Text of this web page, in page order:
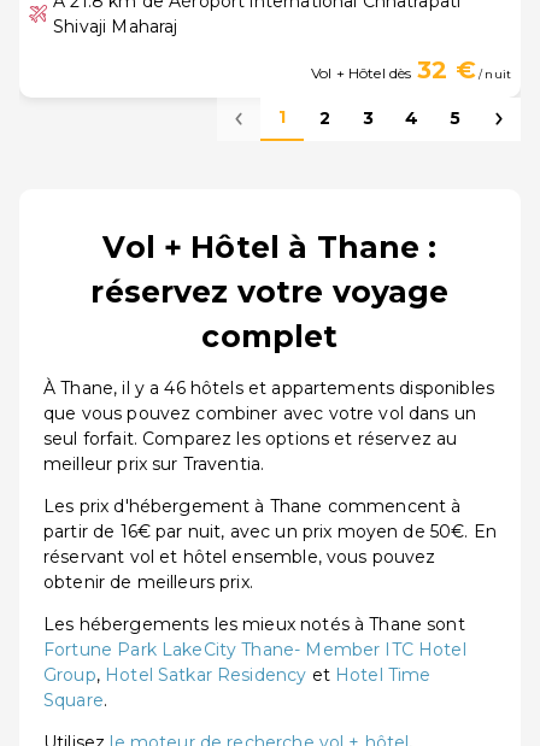
Shivaji Maharaj
Vol + Hôtel dès 32 €/ nuit
1 2 3 4 5
Vol + Hôtel à Thane :
réservez votre voyage
complet
À Thane, il y a 46 hôtels et appartements disponibles
que vous pouvez combiner avec votre vol dans un
seul forfait. Comparez les options et réservez au
meilleur prix sur Traventia.
Les prix d'hébergement à Thane commencent à
partir de 16€ par nuit, avec un prix moyen de 50€. En
réservant vol et hôtel ensemble, vous pouvez
obtenir de meilleurs prix.
Les hébergements les mieux notés à Thane sont
Fortune Park LakeCity Thane- Member ITC Hotel
Group, Hotel Satkar Residency et Hotel Time
Square.